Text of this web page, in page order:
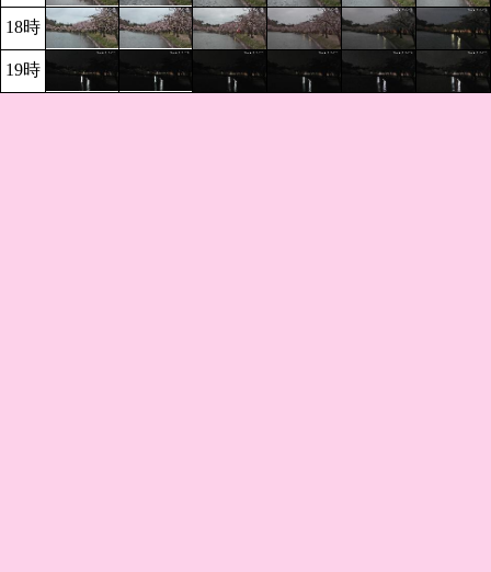
18時
19時